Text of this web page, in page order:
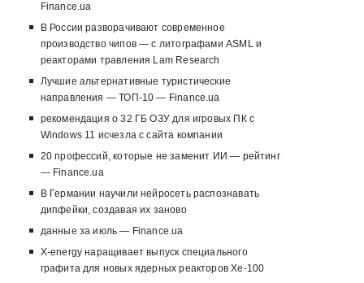
Finance.ua
В России разворачивают современное
производство чипов — с литографами ASML и
реакторами травления Lam Research
Лучшие альтернативные туристические
направления — ТОП-10 — Finance.ua
рекомендация о 32 ГБ ОЗУ для игровых ПК с
Windows 11 исчезла с сайта компании
20 профессий, которые не заменит ИИ — рейтинг
— Finance.ua
В Германии научили нейросеть распознавать
дипфейки, создавая их заново
данные за июль — Finance.ua
X-energy наращивает выпуск специального
графита для новых ядерных реакторов Xe-100